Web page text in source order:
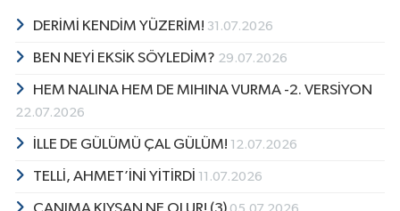
DERİMİ KENDİM YÜZERİM! 31.07.2026
BEN NEYİ EKSİK SÖYLEDİM? 29.07.2026
HEM NALINA HEM DE MIHINA VURMA -2. VERSİYON
22.07.2026
İLLE DE GÜLÜMÜ ÇAL GÜLÜM! 12.07.2026
TELLİ, AHMET’İNİ YİTİRDİ 11.07.2026